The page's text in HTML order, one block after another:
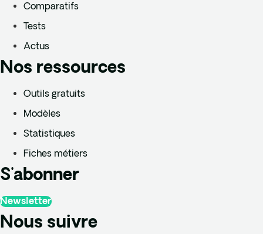
Comparatifs
Tests
Actus
Nos ressources
Outils gratuits
Modèles
Statistiques
Fiches métiers
S'abonner
Newsletter
Nous suivre